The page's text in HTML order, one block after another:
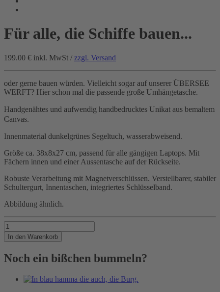
Für alle, die Schiffe bauen...
199.00 € inkl. MwSt / zzgl. Versand
oder gerne bauen würden. Vielleicht sogar auf unserer ÜBERSEE
WERFT? Hier schon mal die passende große Umhängetasche.
Handgenähtes und aufwendig handbedrucktes Unikat aus bemaltem
Canvas.
Innenmaterial dunkelgrünes Segeltuch, wasserabweisend.
Größe ca. 38x8x27 cm, passend für alle gängigen Laptops. Mit
Fächern innen und einer Aussentasche auf der Rückseite.
Robuste Verarbeitung mit Magnetverschlüssen. Verstellbarer, stabiler
Schultergurt, Innentaschen, integriertes Schlüsselband.
Abbildung ähnlich.
Für
alle,
die
bauen...
In den Warenkorb
Noch ein bißchen bummeln?